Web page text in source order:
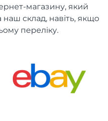
магазину, який
склад, навіть, якщо
переліку.